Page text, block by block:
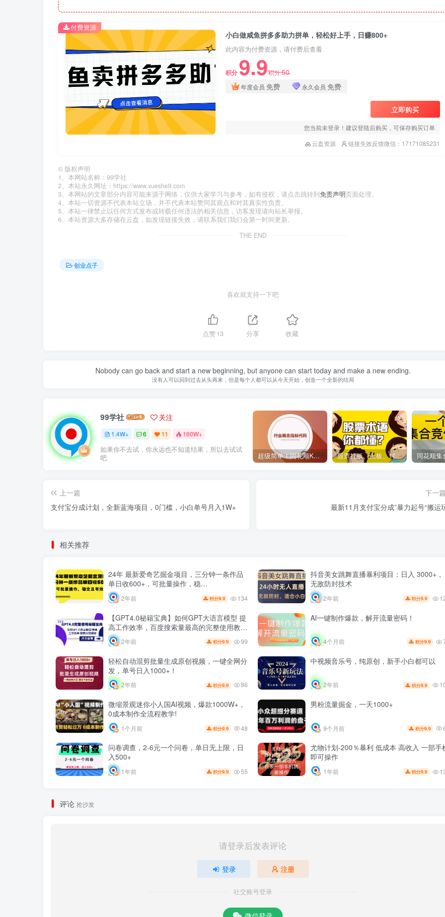
小白做咸鱼拼多多助力拼单，轻松好上手，日赚800+
此内容为付费资源，请付费后查看
积分 9.9积分50
年度会员 免费 永久会员 免费
立即购买
您当前未登录！建议登陆后购买，可保存购买订单
云盘资源
链接失效反馈微信：17171085231
付费资源
© 版权声明
1、本网站名称：99学社
2、本站永久网址：https://www.xueshe9.com
3、本网站的文章部分内容可能来源于网络，仅供大家学习与参考，如有侵权，请点击跳转到免责声明页面处理。
4、本站一切资源不代表本站立场，并不代表本站赞同其观点和对其真实性负责。
5、本站一律禁止以任何方式发布或转载任何违法的相关信息，访客发现请向站长举报。
6、本站资源大多存储在云盘，如发现链接失效，请联系我们我们会第一时间更新。
THE END
创业点子
喜欢就支持一下吧
点赞13 分享 收藏
Nobody can go back and start a new beginning, but anyone can start today and make a new ending.
没有人可以回到过去从头再来，但是每个人都可以从今天开始，创造一个全新的结局
99学社 关注
1.4W+ 6 11 160W+
如果你不去试，你永远也不知道结果，所以去试试
吧
超级简单！同花顺K线界面显示行业概念指标代码图解 股票打板、上板、封板、翘板、炸板是什么意思？炒股你必须懂的暗语！
上一篇
支付宝分成计划，全新蓝海项目，0门槛，小白单号月入1W+
下一篇
最新11月支付宝分成”暴力起号“搬运
相关推荐
24年 最新爱奇艺掘金项目，三分钟一条作品
单日收600+，可批量操作，稳…
2年前 积分9.9 134
抖音美女跳舞直播暴利项目：日入 3000+，
无敌防封技术
2年前 积分9.9
【GPT4.0秘籍宝典】如何GPT大语言模型 提
高工作效率，百度搜索量最高的完整使用教
程！
2年前 积分9.9 99
AI一键制作爆款，解开流量密码！
4个月前 积分9.9
轻松自动混剪批量生成原创视频，一键全网分
发，单号日入1000+！
2年前 积分9.9 86
中视频音乐号，纯原创，新手小白都可以
2年前 积分9.9
微缩景观迷你小人国AI视频，爆款1000W+，
0成本制作全流程教学!
1个月前 积分9.9 48
男粉流量掘金，一天1000+
9个月前 积分9.9
问卷调查，2-6元一个问卷，单日无上限，日
入500+
1年前 积分9.9 55
尤物计划-200％暴利 低成本 高收入 一部手
即可操作
1年前 积分9.9
评论 抢沙发
请登录后发表评论
登录 注册
社交账号登录